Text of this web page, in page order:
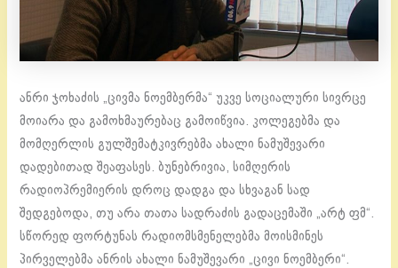
ანრი ჯოხაძის „ცივმა ნოემბერმა“ უკვე სოციალური სივრცე
მოიარა და გამოხმაურებაც გამოიწვია. კოლეგებმა და
მომღერლის გულშემატკივრებმა ახალი ნამუშევარი
დადებითად შეაფასეს. ბუნებრივია, სიმღერის
რადიოპრემიერის დროც დადგა და სხვაგან სად
შედგებოდა, თუ არა თათა სადრაძის გადაცემაში „არტ ფმ“.
სწორედ ფორტუნას რადიომსმენელებმა მოისმინეს
პირველებმა ანრის ახალი ნამუშევარი „ცივი ნოემბერი“.